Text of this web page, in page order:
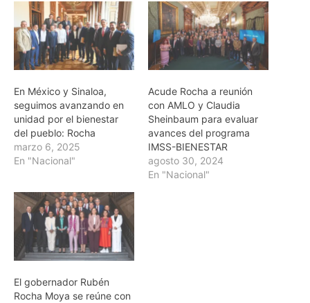
En México y Sinaloa,
seguimos avanzando en
unidad por el bienestar
del pueblo: Rocha
marzo 6, 2025
En "Nacional"
Acude Rocha a reunión
con AMLO y Claudia
Sheinbaum para evaluar
avances del programa
IMSS-BIENESTAR
agosto 30, 2024
En "Nacional"
El gobernador Rubén
Rocha Moya se reúne con